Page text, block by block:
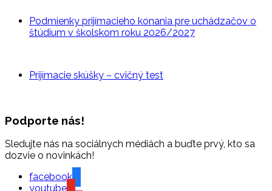
Podmienky prijímacieho konania pre uchádzačov o
štúdium v školskom roku 2026/2027
Prijímacie skúšky – cvičný test
Podporte nás!
Sledujte nás na sociálnych médiách a buďte prvý, kto sa
dozvie o novinkách!
facebook
youtube